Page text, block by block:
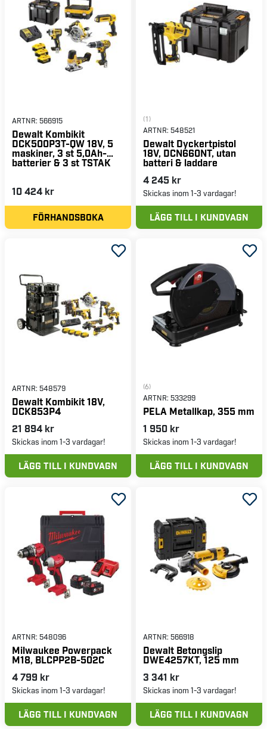
ARTNR: 566915
Dewalt Kombikit
DCK500P3T-QW 18V, 5
maskiner, 3 st 5,0Ah-
batterier & 3 st TSTAK
10 424 kr
FÖRHANDSBOKA
(1)
ARTNR: 548521
Dewalt Dyckertpistol
18V, DCN660NT, utan
batteri & laddare
4 245 kr
Skickas inom 1-3 vardagar!
LÄGG TILL I KUNDVAGN
ARTNR: 548579
Dewalt Kombikit 18V,
DCK853P4
21 894 kr
Skickas inom 1-3 vardagar!
LÄGG TILL I KUNDVAGN
(6)
ARTNR: 533299
PELA Metallkap, 355 mm
1 950 kr
Skickas inom 1-3 vardagar!
LÄGG TILL I KUNDVAGN
ARTNR: 548096
Milwaukee Powerpack
M18, BLCPP2B-502C
4 799 kr
Skickas inom 1-3 vardagar!
LÄGG TILL I KUNDVAGN
ARTNR: 566918
Dewalt Betongslip
DWE4257KT, 125 mm
3 341 kr
Skickas inom 1-3 vardagar!
LÄGG TILL I KUNDVAGN